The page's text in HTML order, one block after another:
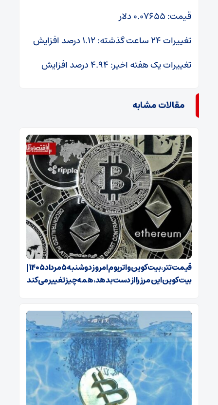
قیمت: ۰.۰۷۶۵۵ دلار
تغییرات ۲۴ ساعت گذشته: ۱.۱۲ درصد افزایش
تغییرات یک هفته اخیر: ۴.۹۴ درصد افزایش
مقالات مشابه
قیمت تتر، بیت‌کوین و اتریوم امروز دوشنبه ۵ مرداد ۱۴۰۵ |
بیت‌کوین این مرز را از دست بدهد، همه‌چیز تغییر می‌کند